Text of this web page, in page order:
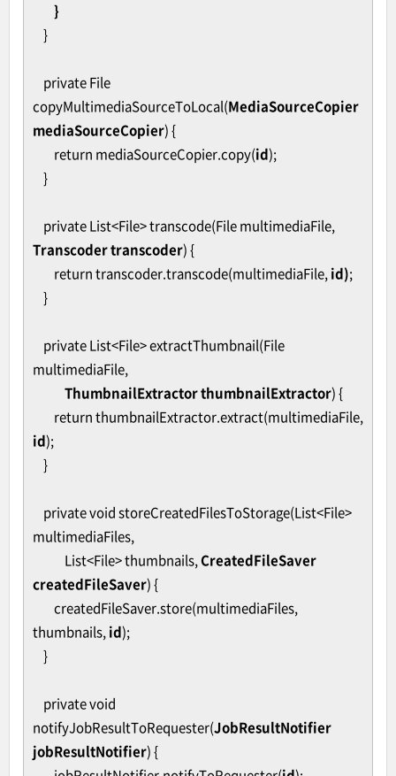
}
}
private File
copyMultimediaSourceToLocal(MediaSourceCopier
mediaSourceCopier) {
return mediaSourceCopier.copy(id);
}
private List<File> transcode(File multimediaFile,
Transcoder transcoder) {
return transcoder.transcode(multimediaFile,id);
}
private List<File> extractThumbnail(File
multimediaFile,
ThumbnailExtractor thumbnailExtractor) {
return thumbnailExtractor.extract(multimediaFile,
id);
}
private void storeCreatedFilesToStorage(List<File>
multimediaFiles,
List<File> thumbnails,CreatedFileSaver
createdFileSaver) {
createdFileSaver.store(multimediaFiles,
thumbnails,id);
}
private void
notifyJobResultToRequester(JobResultNotifier
jobResultNotifier) {